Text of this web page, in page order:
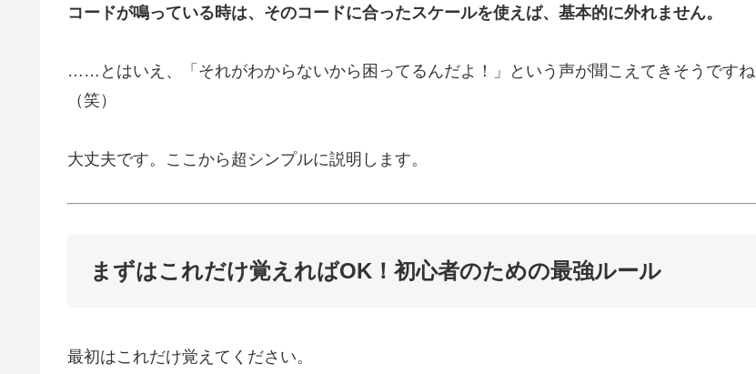
コードが鳴っている時は、そのコードに合ったスケールを使えば、基本的に外れません。
……とはいえ、「それがわからないから困ってるんだよ！」という声が聞こえてきそうですね
（笑）
大丈夫です。ここから超シンプルに説明します。
まずはこれだけ覚えればOK！初心者のための最強ルール
最初はこれだけ覚えてください。